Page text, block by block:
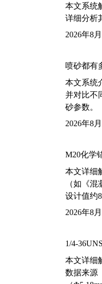
本文系统
详细分析
2026年8
喷砂都有
本文系统
并对比不
砂参数。
2026年8
M20化学
本文详细
（如《
设计值约
2026年8
1/4-
本文详细
数据来源